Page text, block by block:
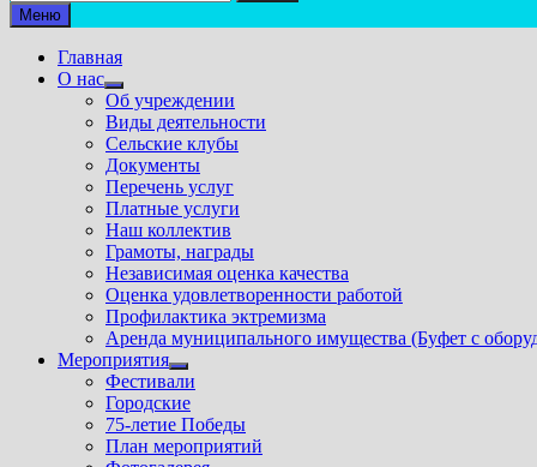
Меню
Главная
О нас
Показать
подменю
Об учреждении
Виды деятельности
Сельские клубы
Документы
Перечень услуг
Платные услуги
Наш коллектив
Грамоты, награды
Независимая оценка качества
Оценка удовлетворенности работой
Профилактика эктремизма
Аренда муниципального имущества (Буфет с
Мероприятия
Показать
подменю
Фестивали
Городские
75-летие Победы
План мероприятий